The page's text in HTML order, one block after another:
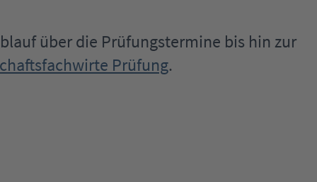
über die Prüfungstermine bis hin zur
Prüfung.